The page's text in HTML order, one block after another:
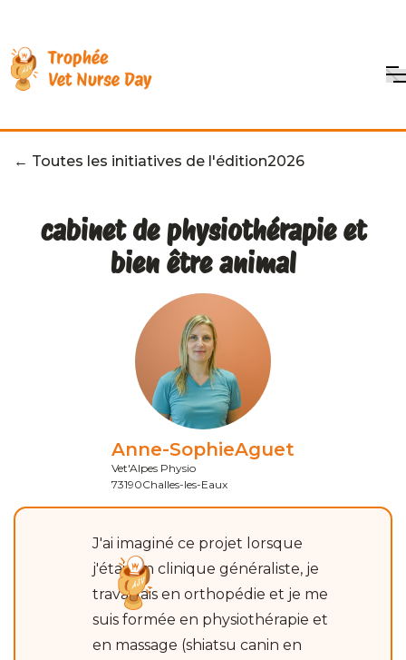
← Toutes les initiatives de l'édition2026
cabinet de physiothérapie et
bien être animal
Anne-SophieAguet
Vet'Alpes Physio
73190Challes-les-Eaux
J'ai imaginé ce projet lorsque
j'étais en clinique généraliste, je
travaillais en orthopédie et je me
suis formée en physiothérapie et
en massage (shiatsu canin en